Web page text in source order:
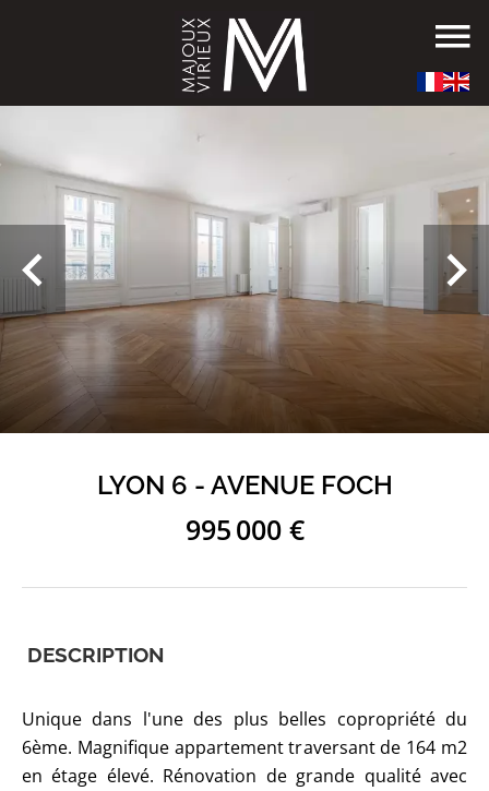
LYON 6 - AVENUE FOCH
995 000 €
DESCRIPTION
Unique dans l'une des plus belles copropriété du
6ème. Magnifique appartement traversant de 164 m2
en étage élevé. Rénovation de grande qualité avec